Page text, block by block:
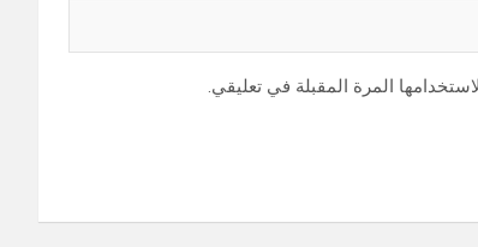
المرة المقبلة في تعليقي.